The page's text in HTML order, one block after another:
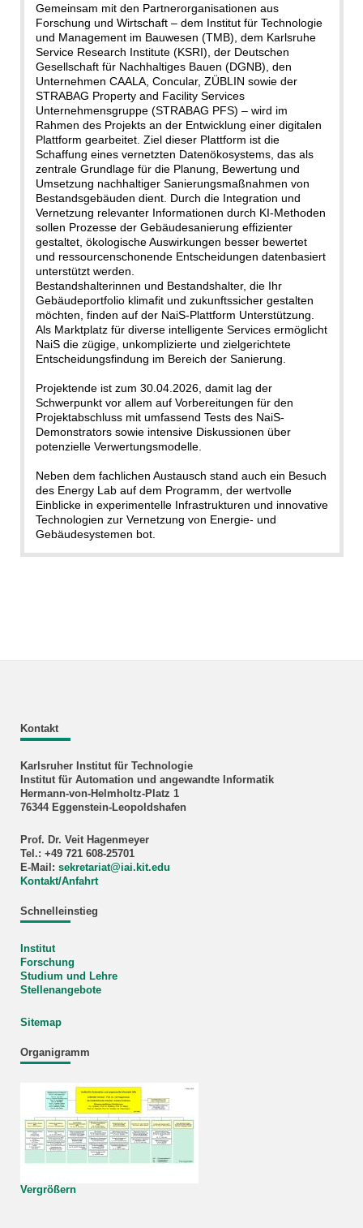
Gemeinsam mit den Partnerorganisationen aus
Forschung und Wirtschaft – dem Institut für Technologie
und Management im Bauwesen (TMB), dem Karlsruhe
Service Research Institute (KSRI), der Deutschen
Gesellschaft für Nachhaltiges Bauen (DGNB), den
Unternehmen CAALA, Concular, ZÜBLIN sowie der
STRABAG Property and Facility Services
Unternehmensgruppe (STRABAG PFS) – wird im
Rahmen des Projekts an der Entwicklung einer digitalen
Plattform gearbeitet. Ziel dieser Plattform ist die
Schaffung eines vernetzten Datenökosystems, das als
zentrale Grundlage für die Planung, Bewertung und
Umsetzung nachhaltiger Sanierungsmaßnahmen von
Bestandsgebäuden dient. Durch die Integration und
Vernetzung relevanter Informationen durch KI-Methoden
sollen Prozesse der Gebäudesanierung effizienter
gestaltet, ökologische Auswirkungen besser bewertet
und ressourcenschonende Entscheidungen datenbasiert
unterstützt werden.
Bestandshalterinnen und Bestandshalter, die Ihr
Gebäudeportfolio klimafit und zukunftssicher gestalten
möchten, finden auf der NaiS-Plattform Unterstützung.
Als Marktplatz für diverse intelligente Services ermöglicht
NaiS die zügige, unkomplizierte und zielgerichtete
Entscheidungsfindung im Bereich der Sanierung.
Projektende ist zum 30.04.2026, damit lag der
Schwerpunkt vor allem auf Vorbereitungen für den
Projektabschluss mit umfassend Tests des NaiS-
Demonstrators sowie intensive Diskussionen über
potenzielle Verwertungsmodelle.
Neben dem fachlichen Austausch stand auch ein Besuch
des Energy Lab auf dem Programm, der wertvolle
Einblicke in experimentelle Infrastrukturen und innovative
Technologien zur Vernetzung von Energie- und
Gebäudesystemen bot.
Kontakt
Karlsruher Institut für Technologie
Institut für Automation und angewandte Informatik
Hermann-von-Helmholtz-Platz 1
76344 Eggenstein-Leopoldshafen
Prof. Dr. Veit Hagenmeyer
Tel.: +49 721 608-25701
E-Mail: sekretariat@iai.kit.edu
Kontakt/Anfahrt
Schnelleinstieg
Institut
Forschung
Studium und Lehre
Stellenangebote
Sitemap
Organigramm
Vergrößern